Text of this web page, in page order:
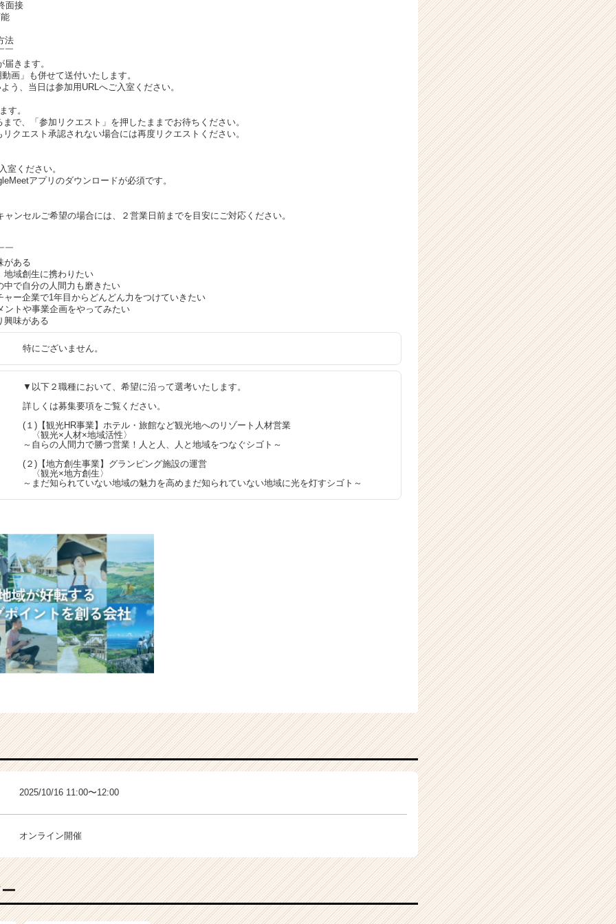
面接
法
￣
きます。
画」も併せて送付いたします。
う、当日は参加用URLへご入室ください。
す。
で、「参加リクエスト」を押したままでお待ちください。
クエスト承認されない場合には再度リクエストください。
室ください。
アプリのダウンロードが必須です。
ンセルご希望の場合には、２営業日前までを目安にご対応ください。
￣
がある
地域創生に携わりたい
で自分の人間力も磨きたい
ー企業で1年目からどんどん力をつけていきたい
ントや事業企画をやってみたい
興味がある
特にございません。
▼以下２職種において、希望に沿って選考いたします。
詳しくは募集要項をご覧ください。
(１)【観光HR事業】ホテル・旅館など観光地へのリゾート人材営業
〈観光×人材×地域活性〉
～自らの人間力で勝つ営業！人と人、人と地域をつなぐシゴト～
(２)【地方創生事業】グランピング施設の運営
〈観光×地方創生〉
～まだ知られていない地域の魅力を高めまだ知られていない地域に光を灯すシゴト～
2025/10/16 11:00〜12:00
オンライン開催